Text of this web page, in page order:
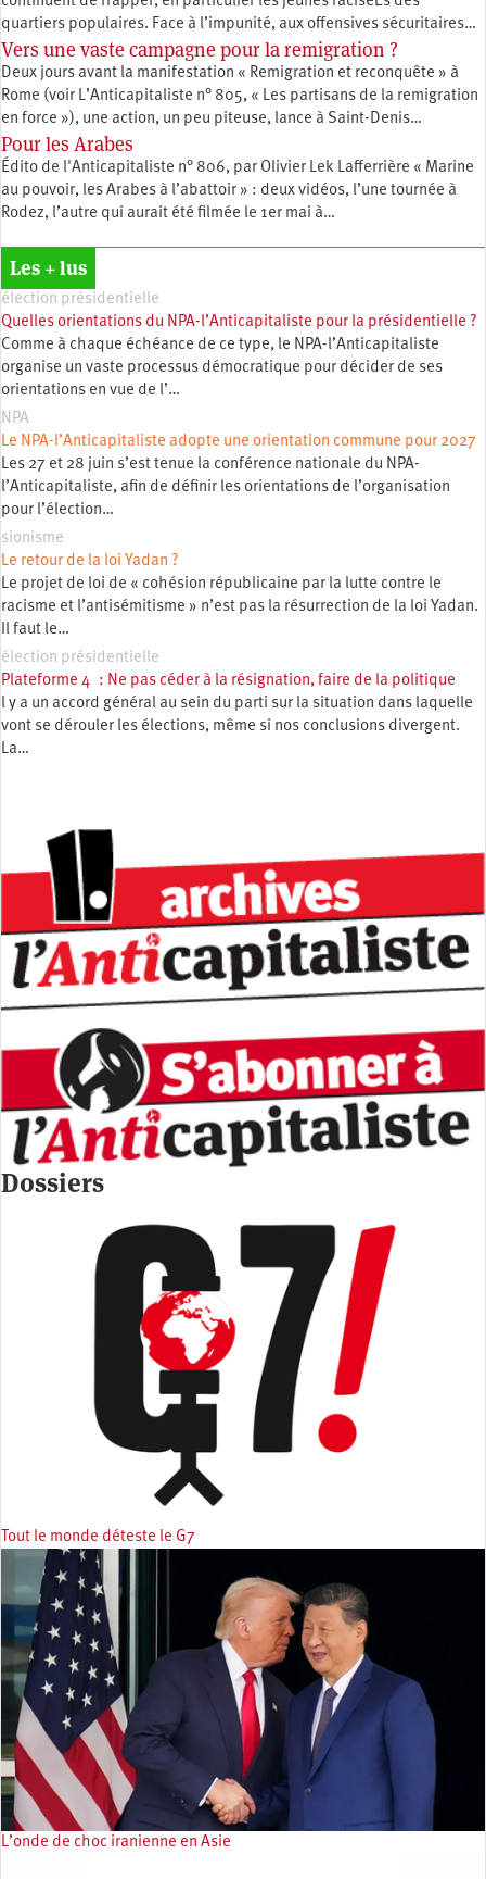
quartiers populaires. Face à l’impunité, aux offensives sécuritaires…
Vers une vaste campagne pour la remigration ?
Deux jours avant la manifestation « Remigration et reconquête » à
Rome (voir L’Anticapitaliste n° 805, « Les partisans de la remigration
en force »), une action, un peu piteuse, lance à Saint-Denis…
Pour les Arabes
Édito de l'Anticapitaliste n° 806, par Olivier Lek Lafferrière « Marine
au pouvoir, les Arabes à l’abattoir » : deux vidéos, l’une tournée à
Rodez, l’autre qui aurait été filmée le 1er mai à…
Les + lus
élection présidentielle
Quelles orientations du NPA-l’Anticapitaliste pour la présidentielle ?
Comme à chaque échéance de ce type, le NPA-l’Anticapitaliste
organise un vaste processus démocratique pour décider de ses
orientations en vue de l’…
NPA
Le NPA-l’Anticapitaliste adopte une orientation commune pour 2027
Les 27 et 28 juin s’est tenue la conférence nationale du NPA-
l’Anticapitaliste, afin de définir les orientations de l’organisation
pour l’élection…
sionisme
Le retour de la loi Yadan ?
Le projet de loi de « cohésion républicaine par la lutte contre le
racisme et l’antisémitisme » n’est pas la résurrection de la loi Yadan.
Il faut le…
élection présidentielle
Plateforme 4 : Ne pas céder à la résignation, faire de la politique
l y a un accord général au sein du parti sur la situation dans laquelle
vont se dérouler les élections, même si nos conclusions divergent.
La…
Dossiers
Tout le monde déteste le G7
L’onde de choc iranienne en Asie